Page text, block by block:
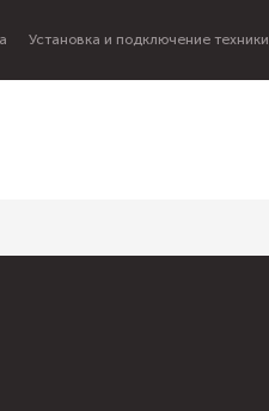
Установка и подключение техники